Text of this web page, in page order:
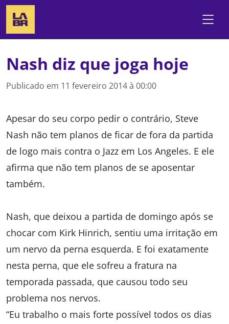
Nash diz que joga hoje
Publicado em 11 fevereiro 2014 à 00:00
Apesar do seu corpo pedir o contrário, Steve
Nash não tem planos de ficar de fora da partida
de logo mais contra o Jazz em Los Angeles. E ele
afirma que não tem planos de se aposentar
também.
Nash, que deixou a partida de domingo após se
chocar com Kirk Hinrich, sentiu uma irritação em
um nervo da perna esquerda. E foi exatamente
nesta perna, que ele sofreu a fratura na
temporada passada, que causou todo seu
problema nos nervos.
“Eu trabalho o mais forte possível todos os dias